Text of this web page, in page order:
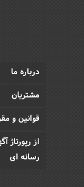
درباره ما
مشتریان
قوانین و
از رپورتاژ
رسانه ای